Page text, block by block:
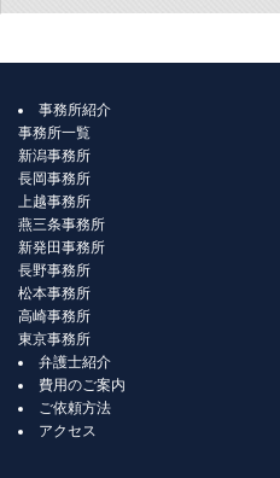
事務所紹介
事務所一覧
新潟事務所
長岡事務所
上越事務所
燕三条事務所
新発田事務所
長野事務所
松本事務所
高崎事務所
東京事務所
弁護士紹介
費用のご案内
ご依頼方法
アクセス